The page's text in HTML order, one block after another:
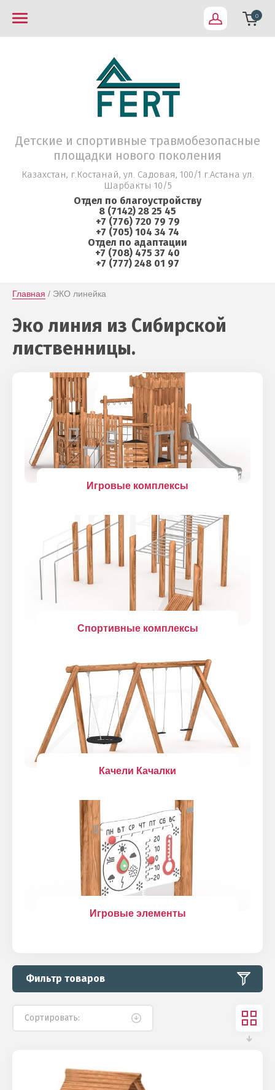
0
Детские и спортивные травмобезопасные
площадки нового поколения
Казахстан, г.Костанай, ул. Садовая, 100/1 г.Астана ул.
Шарбакты 10/5
Отдел по благоустройству
8 (7142) 28 25 45
+7 (776) 720 79 79
+7 (705) 104 34 74
Отдел по адаптации
+7 (708) 475 37 40
+7 (777) 248 01 97
Главная / ЭКО линейка
Эко линия из Сибирской
лиственницы.
Игровые комплексы
Спортивные комплексы
Качели Качалки
Игровые элементы
Фильтр товаров
Сортировать: